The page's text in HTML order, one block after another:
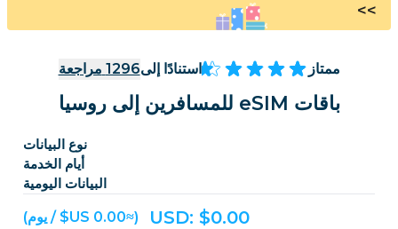
>>
ممتاز استنادًا إلى1296 مراجعة
باقات eSIM للمسافرين إلى روسيا
نوع البيانات
أيام الخدمة
البيانات اليومية
USD: $0.00 (≈‏0.00 US$ / يوم)